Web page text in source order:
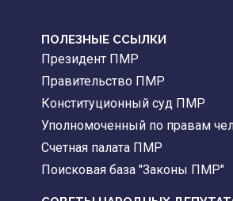
ПОЛЕЗНЫЕ ССЫЛКИ
Президент ПМР
Правительство ПМР
Конституционный суд ПМР
Уполномоченный по правам
Счетная палата ПМР
Поисковая база "Законы ПМР"